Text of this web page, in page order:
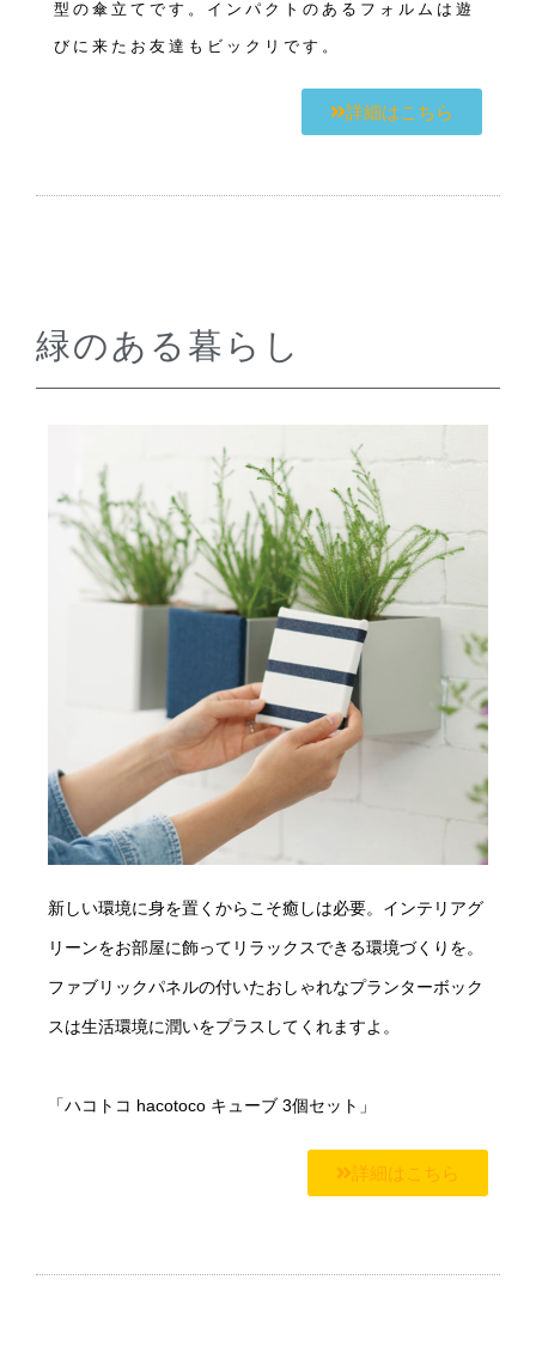
型の傘立てです。インパクトのあるフォルムは遊
びに来たお友達もビックリです。
詳細はこちら
緑のある暮らし
新しい環境に身を置くからこそ癒しは必要。インテリアグ
リーンをお部屋に飾ってリラックスできる環境づくりを。
ファブリックパネルの付いたおしゃれなプランターボック
スは生活環境に潤いをプラスしてくれますよ。
「ハコトコ hacotoco キューブ 3個セット」
詳細はこちら